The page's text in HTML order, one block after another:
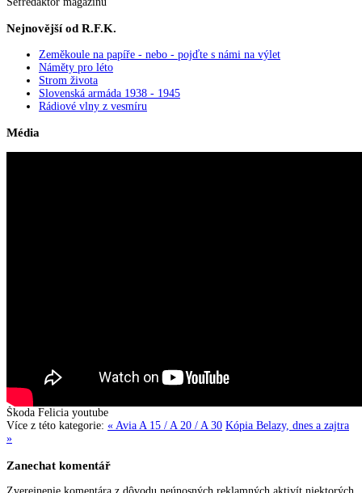
Nejnovější od R.F.K.
Zeměkoule na papíře - nebo - pojďte s námi na výlet
Náměty pro léto
Strom života
Slovenská armáda 1938 - 1945
Rádiové vlny z vesmíru
Média
Škoda Felicia youtube
Více z této kategorie: « Avia A 15 / A 20 / A 30 Kópia Belazy, dnes a zajtra
»
Zanechat komentář